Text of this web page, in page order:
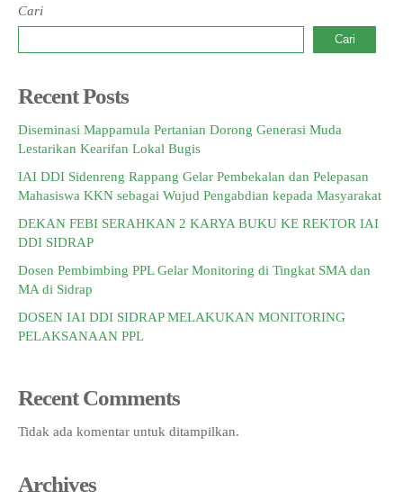
Cari
Cari
Recent Posts
Diseminasi Mappamula Pertanian Dorong Generasi Muda
Lestarikan Kearifan Lokal Bugis
IAI DDI Sidenreng Rappang Gelar Pembekalan dan Pelepasan
Mahasiswa KKN sebagai Wujud Pengabdian kepada Masyarakat
DEKAN FEBI SERAHKAN 2 KARYA BUKU KE REKTOR IAI
DDI SIDRAP
Dosen Pembimbing PPL Gelar Monitoring di Tingkat SMA dan
MA di Sidrap
DOSEN IAI DDI SIDRAP MELAKUKAN MONITORING
PELAKSANAAN PPL
Recent Comments
Tidak ada komentar untuk ditampilkan.
Archives